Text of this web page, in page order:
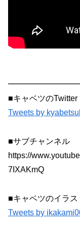
■キャベツのTwitter
Tweets by
■サブチャンネル
https://
7IXAKmQ
■キャベツのイラ
Tweets by